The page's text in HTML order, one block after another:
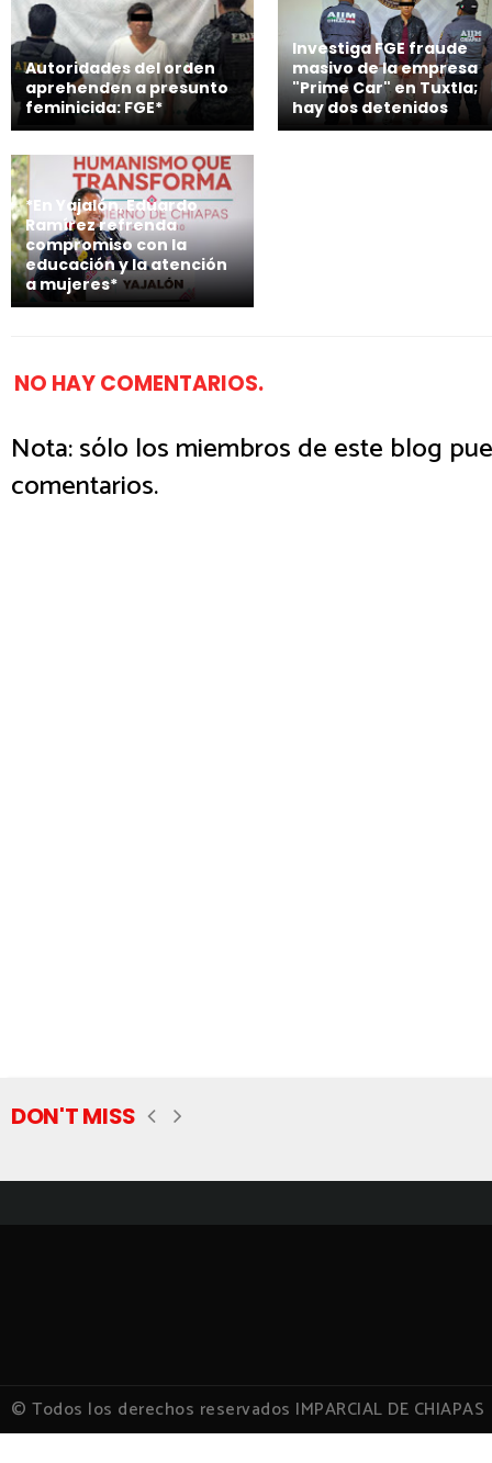
Autoridades del orden
aprehenden a presunto
feminicida: FGE*
Investiga FGE fraude
masivo de la empresa
"Prime Car" en Tuxtla;
hay dos detenidos
*En Yajalón, Eduardo
Ramírez refrenda
compromiso con la
educación y la atención
a mujeres*
NO HAY COMENTARIOS.
Nota: sólo los miembros de este blog
comentarios.
DON'T MISS
© Todos los derechos reservados IMPARCIAL DE CHIAPAS